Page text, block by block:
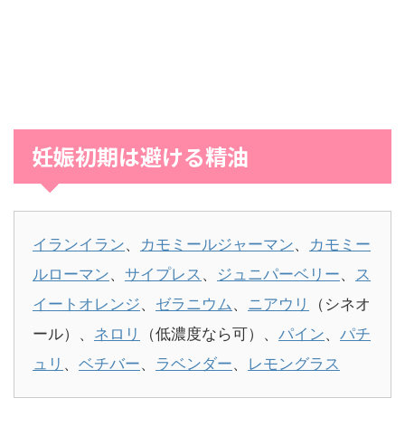
妊娠初期は避ける精油
イランイラン、 カモミールジャーマン、 カモミー
ルローマン、 サイプレス 、 ジュニパーベリー、 ス
イートオレンジ、 ゼラニウム、 ニアウリ
（シネオ
ール）、 ネロリ （低濃度なら可）、 パイン、 パチ
ュリ 、 ベチバー、 ラベンダー、 レモングラス